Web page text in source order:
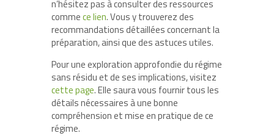
n’hésitez pas à consulter des ressources
commece lien. Vous y trouverez des
recommandations détaillées concernant la
préparation, ainsi que des astuces utiles.
Pour une exploration approfondie du régime
sans résidu et de ses implications, visitez
cette page. Elle saura vous fournir tous les
détails nécessaires à une bonne
compréhension et mise en pratique de ce
régime.